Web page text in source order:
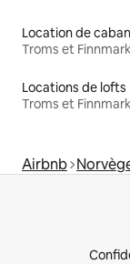
Location de
Troms et Finnmark
Locations de lofts
Troms et Finnmark
Airbnb